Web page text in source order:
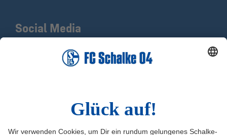
Quicklinks
Social Media
X